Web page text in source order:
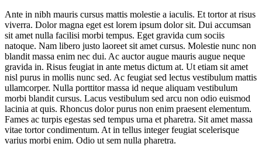
Ante in nibh mauris cursus mattis molestie a iaculis. Et tortor at risus
viverra. Dolor magna eget est lorem ipsum dolor sit. Dui accumsan
sit amet nulla facilisi morbi tempus. Eget gravida cum sociis
natoque. Nam libero justo laoreet sit amet cursus. Molestie nunc non
blandit massa enim nec dui. Ac auctor augue mauris augue neque
gravida in. Risus feugiat in ante metus dictum at. Ut etiam sit amet
nisl purus in mollis nunc sed. Ac feugiat sed lectus vestibulum mattis
ullamcorper. Nulla porttitor massa id neque aliquam vestibulum
morbi blandit cursus. Lacus vestibulum sed arcu non odio euismod
lacinia at quis. Rhoncus dolor purus non enim praesent elementum.
Fames ac turpis egestas sed tempus urna et pharetra. Sit amet massa
vitae tortor condimentum. At in tellus integer feugiat scelerisque
varius morbi enim. Odio ut sem nulla pharetra.